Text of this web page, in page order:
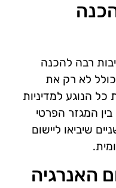
רבה להכנה
לא רק את
כל הנוגע למדיניות
בין המגזר הפרטי
שיביאו ליישום
האנרגיה